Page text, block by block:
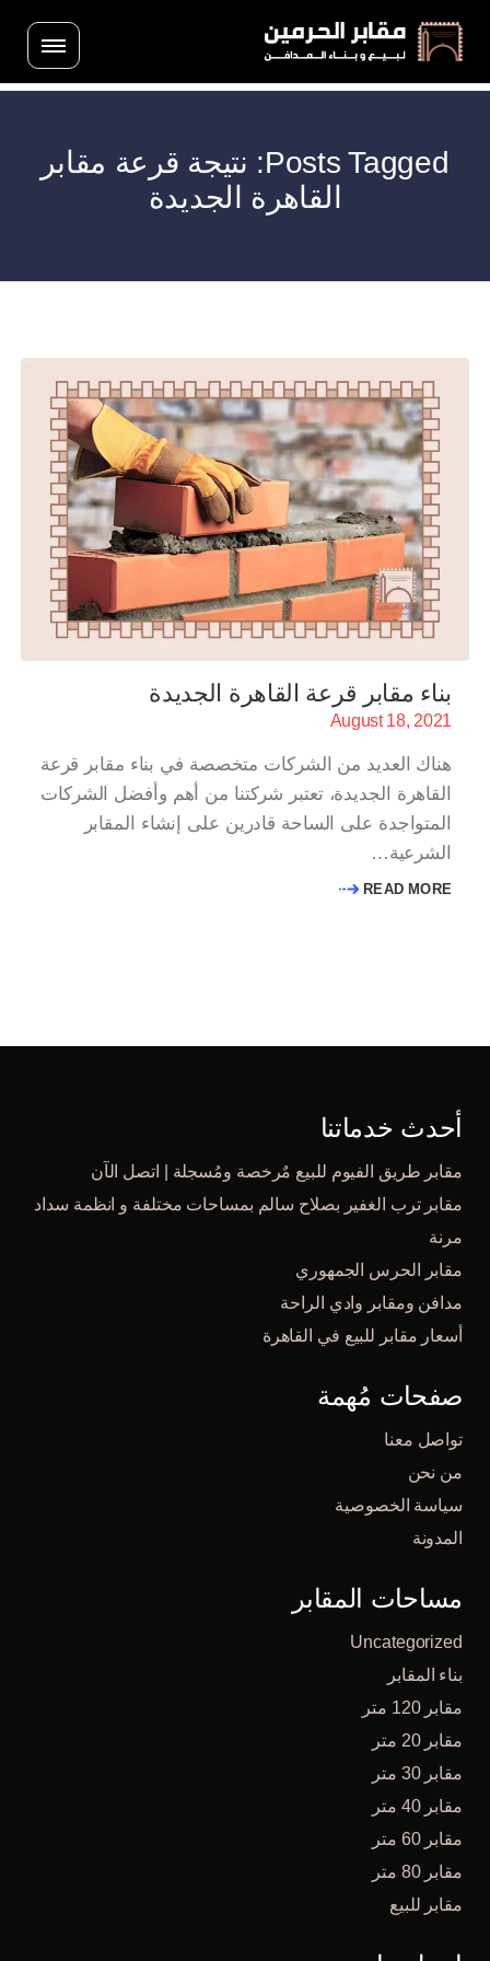
Posts Tagged: نتيجة قرعة مقابر
القاهرة الجديدة
بناء مقابر قرعة القاهرة الجديدة
August 18, 2021
هناك العديد من الشركات متخصصة في بناء مقابر قرعة
القاهرة الجديدة، تعتبر شركتنا من أهم وأفضل الشركات
المتواجدة على الساحة قادرين على إنشاء المقابر
الشرعية…
READ MORE
أحدث خدماتنا
مقابر طريق الفيوم للبيع مٌرخصة ومُسجلة | اتصل الآن
مقابر ترب الغفير بصلاح سالم بمساحات مختلفة و انظمة سداد
مرنة
مقابر الحرس الجمهوري
مدافن ومقابر وادي الراحة
أسعار مقابر للبيع في القاهرة
صفحات مُهمة
تواصل معنا
من نحن
سياسة الخصوصية
المدونة
مساحات المقابر
Uncategorized
بناء المقابر
مقابر 120 متر
مقابر 20 متر
مقابر 30 متر
مقابر 40 متر
مقابر 60 متر
مقابر 80 متر
مقابر للبيع